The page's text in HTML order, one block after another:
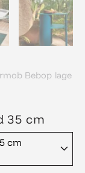
Bebop lage
35 cm
cm